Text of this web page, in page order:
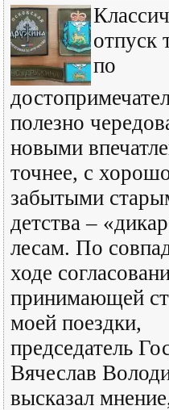
отпуск
по
полезно
новыми
точнее, с
забытыми
детства –
лесам. По
ходе
принимающей
моей поездки,
председатель
Вячеслав
высказал